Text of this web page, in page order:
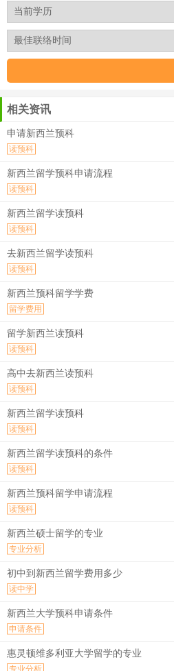
相关资讯
申请新西兰预科
读预科
新西兰留学预科申请流程
读预科
新西兰留学读预科
读预科
去新西兰留学读预科
读预科
新西兰预科留学学费
留学费用
留学新西兰读预科
读预科
高中去新西兰读预科
读预科
新西兰留学读预科
读预科
新西兰留学读预科的条件
读预科
新西兰预科留学申请流程
读预科
新西兰硕士留学的专业
专业分析
初中到新西兰留学费用多少
读中学
新西兰大学预科申请条件
申请条件
惠灵顿维多利亚大学留学的专业
专业分析